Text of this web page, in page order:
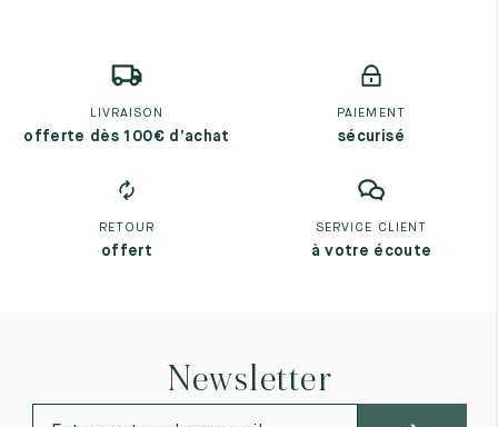
LIVRAISON
offerte dès 100€ d’achat
PAIEMENT
sécurisé
RETOUR
offert
SERVICE CLIENT
à votre écoute
Newsletter